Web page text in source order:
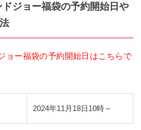
ジョー福袋の予約開始日や
ョー福袋の予約開始日はこちらで
2024年11月18日10時～